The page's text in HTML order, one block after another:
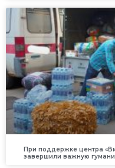
При поддержке центра
завершили важную